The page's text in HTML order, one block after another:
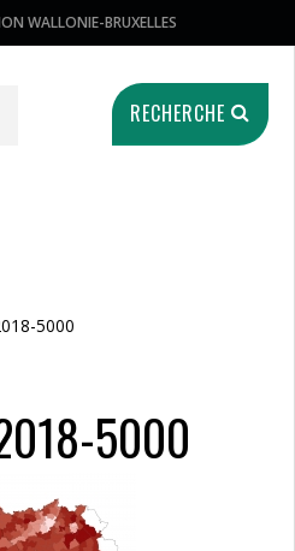
WALLONIE-BRUXELLES
RECHERCHE
5000
5000